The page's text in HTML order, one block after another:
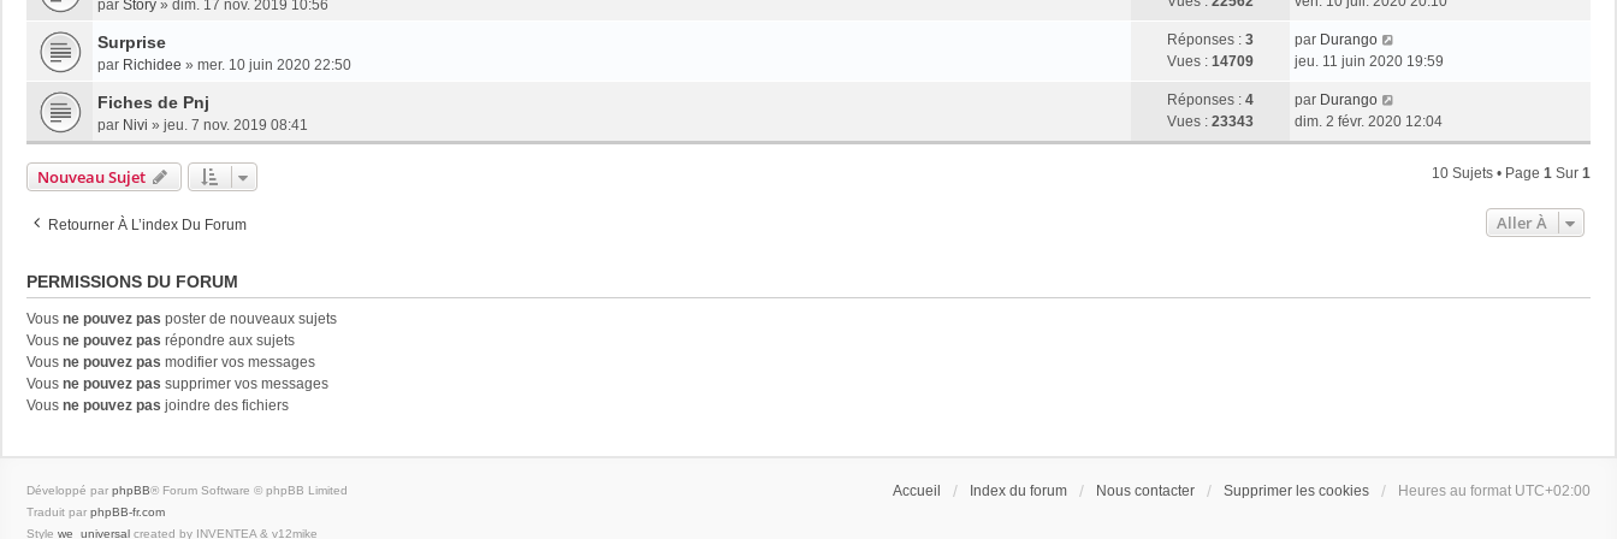
par Story » dim. 17 nov. 2019 10:56
Surprise
par Richidee » mer. 10 juin 2020 22:50
Réponses : 3
Vues : 14709
par Durango
jeu. 11 juin 2020 19:59
Fiches de Pnj
par Nivi » jeu. 7 nov. 2019 08:41
Réponses : 4
Vues : 23343
par Durango
dim. 2 févr. 2020 12:04
Nouveau Sujet 10 Sujets • Page 1 Sur 1
Retourner À L’index Du Forum Aller À
PERMISSIONS DU FORUM
Vous ne pouvez pas poster de nouveaux sujets
Vous ne pouvez pas répondre aux sujets
Vous ne pouvez pas modifier vos messages
Vous ne pouvez pas supprimer vos messages
Vous ne pouvez pas joindre des fichiers
Accueil Index du forum Nous contacter Supprimer les cookies Heures au format UTC+02:00
Développé par phpBB® Forum Software © phpBB Limited
Traduit par phpBB-fr.com
Style we_universal created by INVENTEA & v12mike